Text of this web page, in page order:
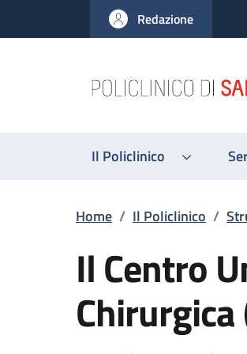
al contenuto principale
to footer content
Redazione
Il Policlinico
Briciole di
Home / Il Policlinico /
Il Centro
Chirurgica